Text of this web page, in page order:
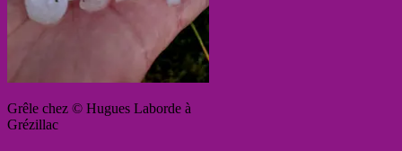
Grêle chez © Hugues Laborde à
Grézillac